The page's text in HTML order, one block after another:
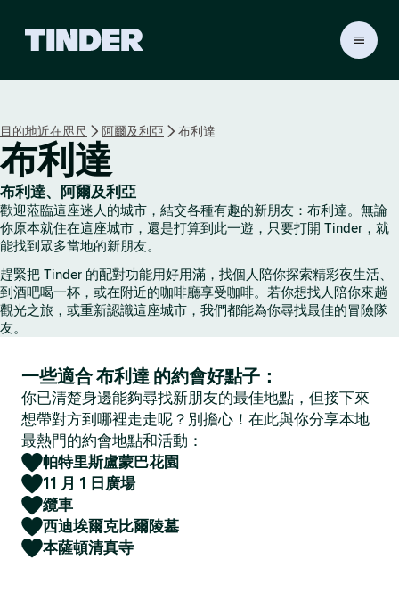
r
目的地近在咫尺 阿爾及利亞 布利達
布利達
布利達、阿爾及利亞
歡迎蒞臨這座迷人的城市，結交各種有趣的新朋友：布利達。無論
你原本就住在這座城市，還是打算到此一遊，只要打開 Tinder，就
能找到眾多當地的新朋友。
趕緊把 Tinder 的配對功能用好用滿，找個人陪你探索精彩夜生活、
到酒吧喝一杯，或在附近的咖啡廳享受咖啡。若你想找人陪你來趟
觀光之旅，或重新認識這座城市，我們都能為你尋找最佳的冒險隊
友。
一些適合 布利達 的約會好點子：
你已清楚身邊能夠尋找新朋友的最佳地點，但接下來
想帶對方到哪裡走走呢？別擔心！在此與你分享本地
最熱門的約會地點和活動：
帕特里斯盧蒙巴花園
11 月 1 日廣場
纜車
西迪埃爾克比爾陵墓
本薩頓清真寺